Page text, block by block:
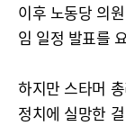
이후 노동당 의
임 일정 발표를
하지만 스타머
정치에 실망한